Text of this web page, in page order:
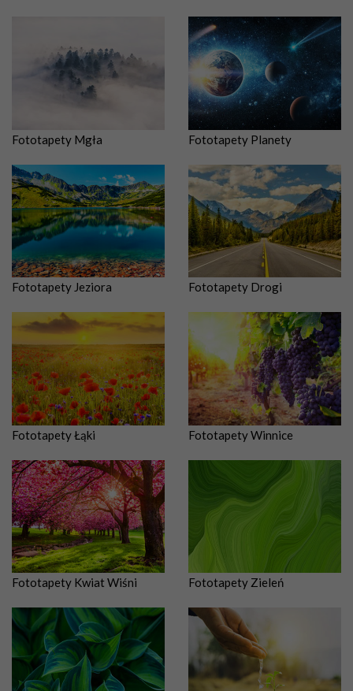
Fototapety Mgła Fototapety Planety
Fototapety Jeziora Fototapety Drogi
Fototapety Łąki Fototapety Winnice
Fototapety Kwiat Wiśni Fototapety Zieleń